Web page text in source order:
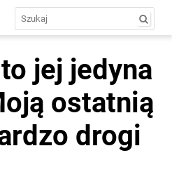
jej jedyna
ostatnią
drogi